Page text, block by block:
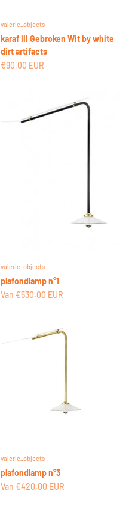
valerie_objects
karaf III Gebroken Wit by white
dirt artifacts
Aanbiedingsprijs
€90,00 EUR
valerie_objects
plafondlamp n°1
Aanbiedingsprijs
Van €530,00 EUR
valerie_objects
plafondlamp n°3
Aanbiedingsprijs
Van €420,00 EUR